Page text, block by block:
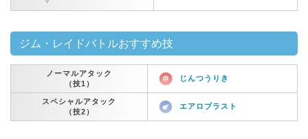
ジム・レイドバトルおすすめ技
ノーマルアタック
（技1）
じんつうりき
スペシャルアタック
（技2）
エアロブラスト